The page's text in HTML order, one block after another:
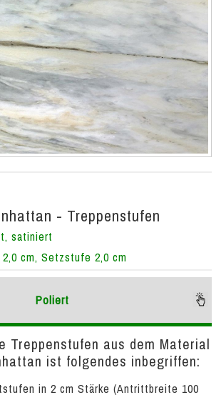
- Treppenstufen
satiniert
cm, Setzstufe 2,0 cm
Poliert
Treppenstufen aus dem Material
ist folgendes inbegriffen:
in 2 cm Stärke (Antrittbreite 100